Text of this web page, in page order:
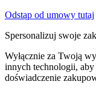
Odstąp od umowy tutaj
Spersonalizuj swoje
Wyłącznie za Twoją
innych technologii,
doświadczenie